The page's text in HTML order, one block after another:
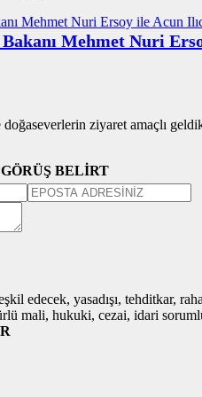
Mehmet Nuri
doğaseverlerin ziyaret amaçlı
BELİRT
edecek, yasadışı, tehditkar,
mali, hukuki, cezai, idari